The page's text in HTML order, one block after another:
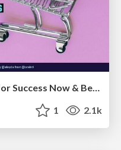
Ecommerce SEO: The Keys for Success Now & Beyond - #SERPConf2024
1 2.1k